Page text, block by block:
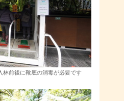
林前後に靴底の消毒が必要です